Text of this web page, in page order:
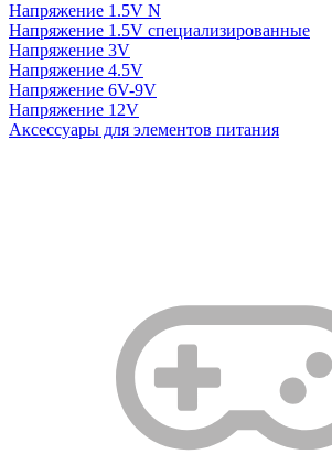
Напряжение 1.5V N
Напряжение 1.5V специализированные
Напряжение 3V
Напряжение 4.5V
Напряжение 6V-9V
Напряжение 12V
Аксессуары для элементов питания